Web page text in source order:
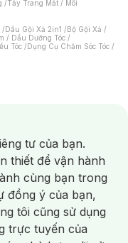
/Tẩy Trang Mắt / Môi
/Dầu Gội Xả 2in1 /Bộ Gội Xả /
/ Dầu Dưỡng Tóc /
Tóc /Dụng Cụ Chăm Sóc Tóc /
Hơi /Nước Rửa Tay/
Chải Điện/
/ Nước Súc Miệng/
Sinh/Dưỡng Vùng Kín/
/Bọt Cạo Râu /Dao Cạo Râu/
Hóa/ Da Mụn/
/ Tàn Nhang
tư của bạn.
thiết để vận hành
cùng bạn trong
đồng ý của bạn,
tôi cũng sử dụng
trực tuyến của